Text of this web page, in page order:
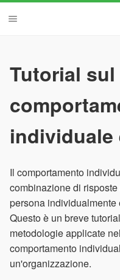
Tutorial sul
Il comportamento
combinazione di
persona
Questo è un breve
metodologie applicate
comportamento
un'organizzazione.